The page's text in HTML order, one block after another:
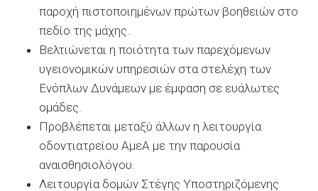
παροχή πιστοποιημένων πρώτων βοηθειών στο
πεδίο της μάχης.
Βελτιώνεται η ποιότητα των παρεχόμενων
υγειονομικών υπηρεσιών στα στελέχη των
Ενόπλων Δυνάμεων με έμφαση σε ευάλωτες
ομάδες.
Προβλέπεται μεταξύ άλλων η λειτουργία
οδοντιατρείου ΑμεΑ με την παρουσία
αναισθησιολόγου.
Λειτουργία δομών Στέγης Υποστηριζόμενης